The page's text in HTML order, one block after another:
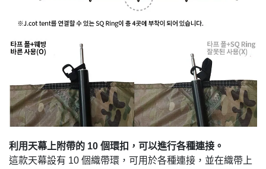
利用天幕上附帶的 10 個環扣，可以進行各種連接。
這款天幕設有 10 個織帶環，可用於各種連接，並在織帶上